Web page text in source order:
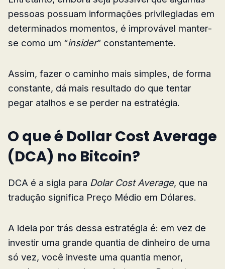
pessoas possuam informações privilegiadas em
determinados momentos, é improvável manter-
se como um “insider” constantemente.
Assim, fazer o caminho mais simples, de forma
constante, dá mais resultado do que tentar
pegar atalhos e se perder na estratégia.
O que é Dollar Cost Average
(DCA) no Bitcoin?
DCA é a sigla para Dolar Cost Average, que na
tradução significa Preço Médio em Dólares.
A ideia por trás dessa estratégia é: em vez de
investir uma grande quantia de dinheiro de uma
só vez, você investe uma quantia menor,